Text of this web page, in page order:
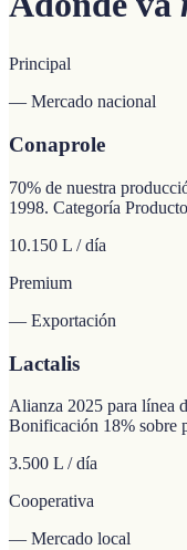
Principal
— Mercado nacional
Conaprole
70% de nuestra
1998. Categoría
10.150 L / día
Premium
— Exportación
Lactalis
Alianza 2025 para línea
Bonificación 18% sobre
3.500 L / día
Cooperativa
— Mercado local